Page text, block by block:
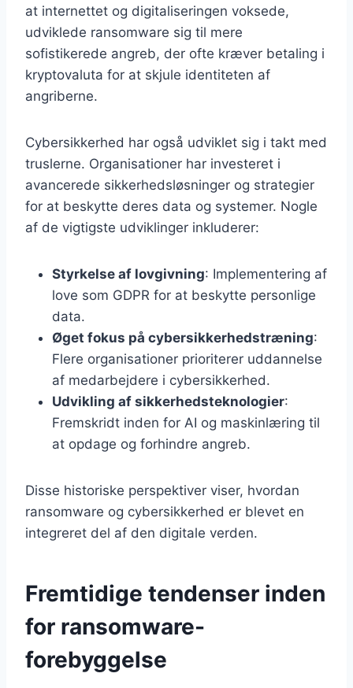
at internettet og digitaliseringen voksede,
udviklede ransomware sig til mere
sofistikerede angreb, der ofte kræver betaling i
kryptovaluta for at skjule identiteten af
angriberne.
Cybersikkerhed har også udviklet sig i takt med
truslerne. Organisationer har investeret i
avancerede sikkerhedsløsninger og strategier
for at beskytte deres data og systemer. Nogle
af de vigtigste udviklinger inkluderer:
Styrkelse af lovgivning: Implementering af
love som GDPR for at beskytte personlige
data.
Øget fokus på cybersikkerhedstræning:
Flere organisationer prioriterer uddannelse
af medarbejdere i cybersikkerhed.
Udvikling af sikkerhedsteknologier:
Fremskridt inden for AI og maskinlæring til
at opdage og forhindre angreb.
Disse historiske perspektiver viser, hvordan
ransomware og cybersikkerhed er blevet en
integreret del af den digitale verden.
Fremtidige tendenser inden
for ransomware-
forebyggelse